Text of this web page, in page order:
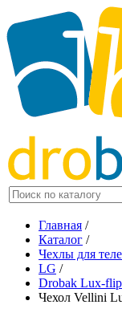
Главная /
Каталог /
Чехлы для
LG /
Drobak Lux-flip
Чехол Vellini